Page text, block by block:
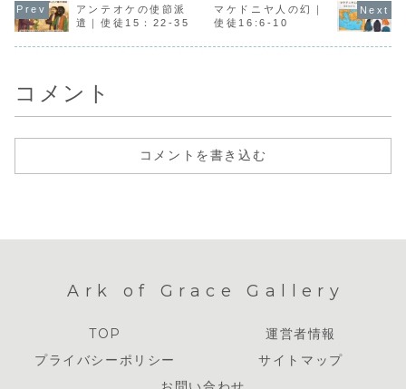
アンテオケの使節派
遣｜使徒15：22-35
マケドニヤ人の幻｜
使徒16:6-10
コメント
コメントを書き込む
Ark of Grace Gallery
TOP
運営者情報
プライバシーポリシー
サイトマップ